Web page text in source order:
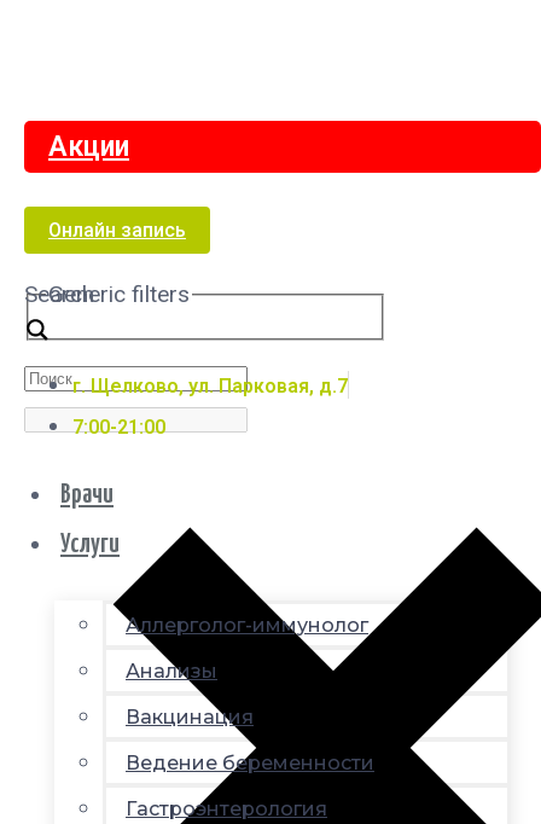
Акции
Онлайн запись
Search
Generic filters
г. Щелково, ул. Парковая, д.7
7:00-21:00
Врачи
Услуги
Аллерголог-иммунолог
Анализы
Вакцинация
Ведение беременности
Гастроэнтерология